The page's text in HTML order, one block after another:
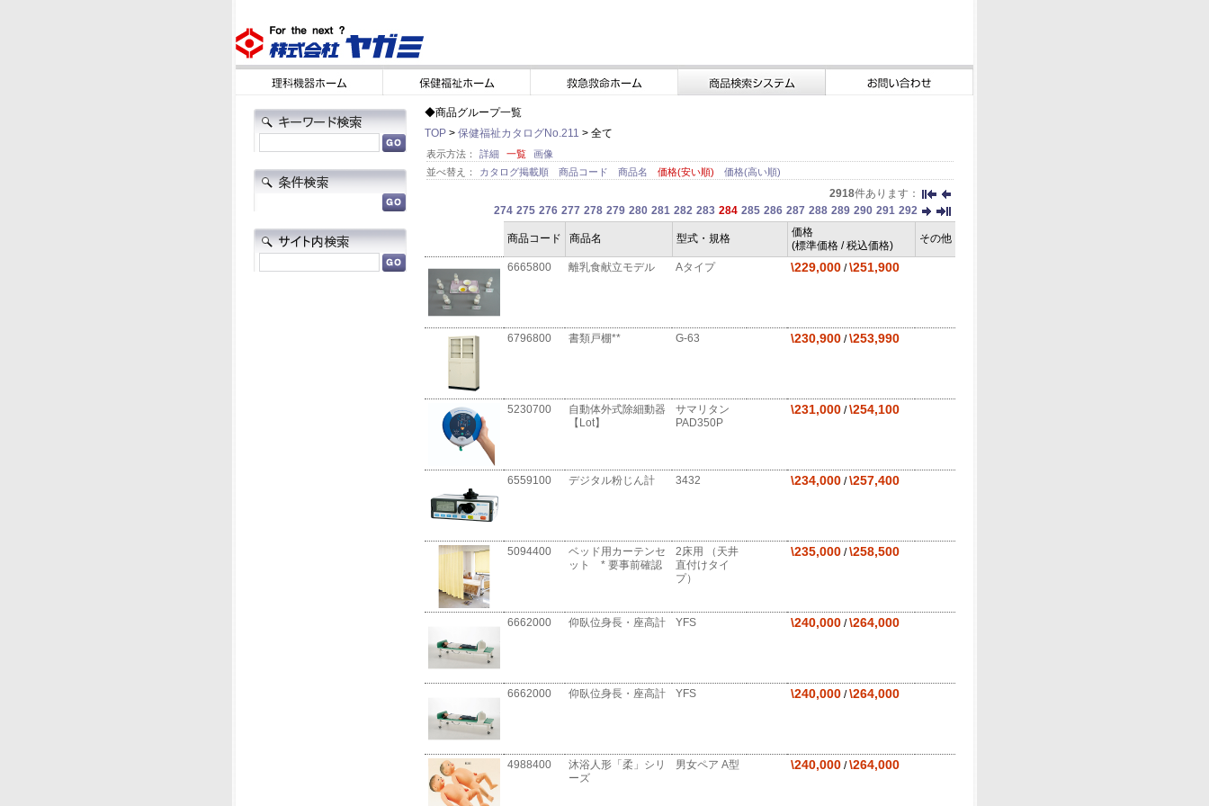
◆商品グループ一覧
TOP > 保健福祉カタログNo.211 > 全て
表示方法： 詳細 一覧
画像
並べ替え：
カタログ掲載順 商品コード 商品名 価格(安い順) 価格(高い順)
2918件あります：
274 275 276 277 278 279 280 281 282 283 284 285 286 287 288 289 290 291 292
商品コード 商品名 型式・規格
価格
(標準価格 / 税込価格)
その他
6665800 離乳食献立モデル Aタイプ \229,000 /\251,900
6796800 書類戸棚** G-63 \230,900 /\253,990
5230700
自動体外式除細動器
【Lot】
サマリタン
PAD350P
\231,000 /\254,100
6559100 デジタル粉じん計 3432 \234,000 /\257,400
5094400
ベッド用カーテンセ
ット * 要事前確認
2床用 （天井
直付けタイ
プ）
\235,000 /\258,500
6662000 仰臥位身長・座高計 YFS \240,000 /\264,000
6662000 仰臥位身長・座高計 YFS \240,000 /\264,000
4988400
沐浴人形「柔」シリ
ーズ
男女ペア A型 \240,000 /\264,000